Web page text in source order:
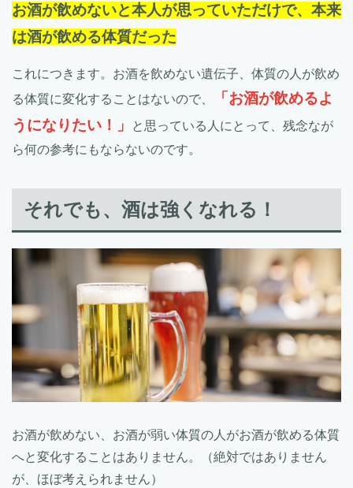
お酒が飲めないと本人が思っていただけで、本来
は酒が飲める体質だった
これにつきます。お酒を飲めない遺伝子、体質の人が飲め
る体質に変化することはないので、
「お酒が飲めるよ
うになりたい！」
と思っている人にとって、残念なが
ら何の参考にもならないのです。
それでも、酒は強くなれる！
お酒が飲めない、お酒が弱い体質の人がお酒が飲める体質
へと変化することはありません。（絶対ではありません
が、ほぼ考えられません）